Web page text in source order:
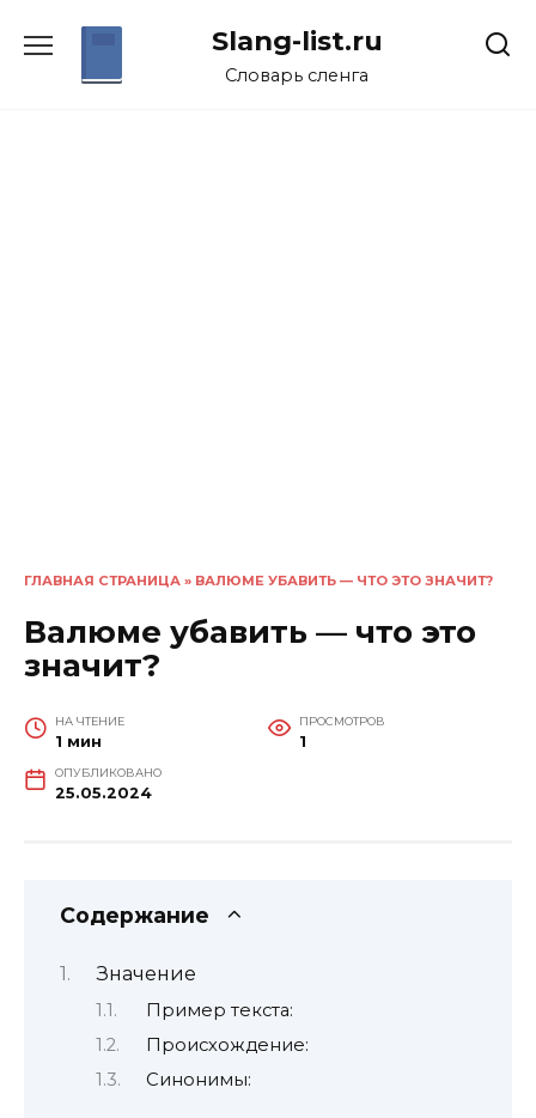
Slang-list.ru
Словарь сленга
ГЛАВНАЯ СТРАНИЦА » ВАЛЮМЕ УБАВИТЬ — ЧТО ЭТО ЗНАЧИТ?
Валюме убавить — что это
значит?
НА ЧТЕНИЕ
1 мин
ПРОСМОТРОВ
1
ОПУБЛИКОВАНО
25.05.2024
Содержание
Значение
Пример текста:
Происхождение:
Синонимы: